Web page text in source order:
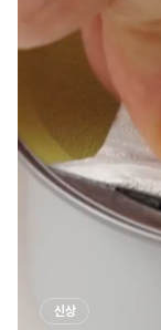
신상